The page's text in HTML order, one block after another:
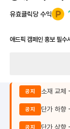
유효클릭당 수익
애드픽 캠페인 홍보 필수
공지 소재 교체
공지 단가 하향
공지 단가 상향